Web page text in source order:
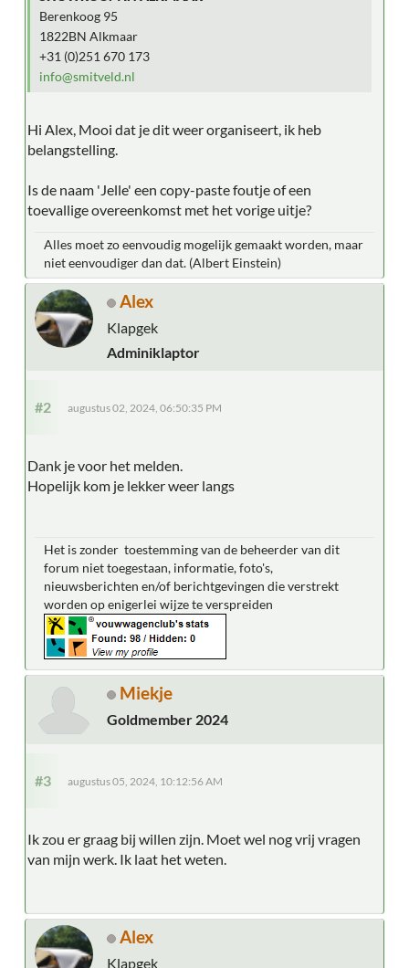
Berenkoog 95
1822BN Alkmaar
+31 (0)251 670 173
info@smitveld.nl
Hi Alex, Mooi dat je dit weer organiseert, ik heb
belangstelling.
Is de naam 'Jelle' een copy-paste foutje of een
toevallige overeenkomst met het vorige uitje?
Alles moet zo eenvoudig mogelijk gemaakt worden, maar
niet eenvoudiger dan dat. (Albert Einstein)
Alex
Klapgek
Adminiklaptor
#2 augustus 02, 2024, 06:50:35 PM
Dank je voor het melden.
Hopelijk kom je lekker weer langs
Het is zonder toestemming van de beheerder van dit
forum niet toegestaan, informatie, foto's,
nieuwsberichten en/of berichtgevingen die verstrekt
worden op enigerlei wijze te verspreiden
Miekje
Goldmember 2024
#3 augustus 05, 2024, 10:12:56 AM
Ik zou er graag bij willen zijn. Moet wel nog vrij vragen
van mijn werk. Ik laat het weten.
Alex
Klapgek